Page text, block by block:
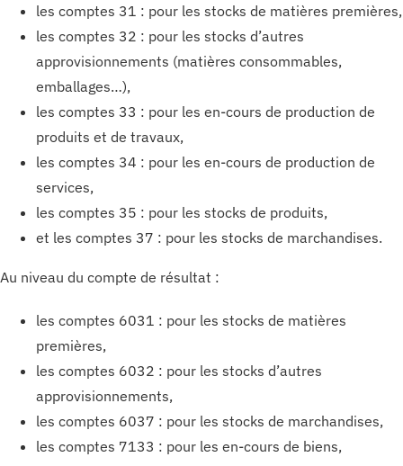
les comptes 31 : pour les stocks de matières premières,
les comptes 32 : pour les stocks d’autres
approvisionnements (matières consommables,
emballages…),
les comptes 33 : pour les en-cours de production de
produits et de travaux,
les comptes 34 : pour les en-cours de production de
services,
les comptes 35 : pour les stocks de produits,
et les comptes 37 : pour les stocks de marchandises.
Au niveau du compte de résultat :
les comptes 6031 : pour les stocks de matières
premières,
les comptes 6032 : pour les stocks d’autres
approvisionnements,
les comptes 6037 : pour les stocks de marchandises,
les comptes 7133 : pour les en-cours de biens,